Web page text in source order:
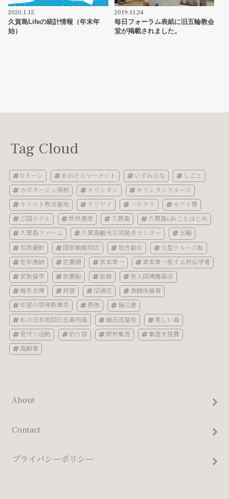
2020.1.15
久賀島Lifeの統計情報（年末年
始）
2019.11.24
毎日フォーラム表紙に旧五輪教会
堂が掲載されました。
Tag Cloud
Uターン あおぞらマーケット いずみひな
しごと
カボタージュ規制
キリシタン
キリシタンクルーズ
キリスト教会墓地
ナリワイ ハチクマ
モアイ像
三国ホテル
世界遺産 久賀島
久賀島Lifeことはじめ
久賀島ファーム
久賀島観光交流拠点センター
五輪
写真撮影
国家戦略特区 地方創生
大型クルーズ船
定年漁師
定置網 宮本常一
宮本常一旅する民俗学者
家族留学
放置船 旅館
有人国境離島法
梅木志保
民宿 深浦荘
漁師後継者
牢屋の窄殉教事件
畏怖
福江港
私の日本地図⑤五島列島
細石流墓地
美しい島
見守り活動
釣り宿 限界集落
集落支援員
高齢者
About
Contact
プライバシーポリシー